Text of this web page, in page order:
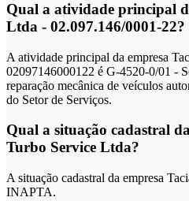
Qual a atividade principal
Ltda - 02.097.146/0001-22?
A atividade principal da empresa
02097146000122 é G-4520-0/01 -
reparação mecânica de veículos
do Setor de Serviços.
Qual a situação cadastral
Turbo Service Ltda?
A situação cadastral da empresa
INAPTA.